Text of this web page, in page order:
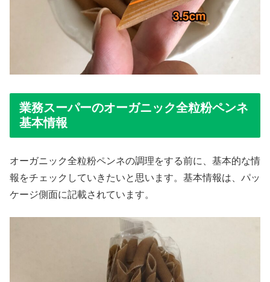
業務スーパーのオーガニック全粒粉ペンネ
基本情報
オーガニック全粒粉ペンネの調理をする前に、基本的な情
報をチェックしていきたいと思います。基本情報は、パッ
ケージ側面に記載されています。